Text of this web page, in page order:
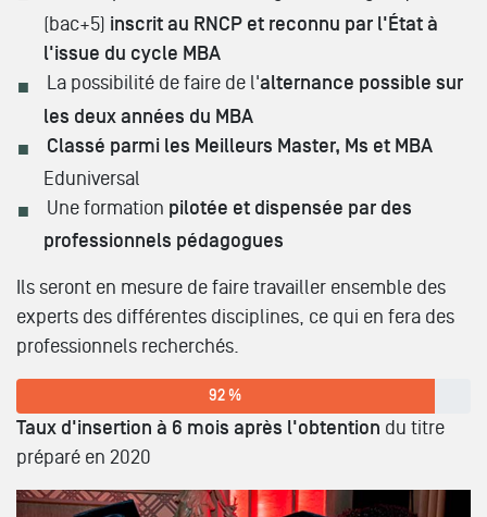
(bac+5) inscrit au RNCP et reconnu par l'État à
l'issue du cycle MBA
La possibilité de faire de l'alternance possible sur
les deux années du MBA
Classé parmi les Meilleurs Master, Ms et MBA
Eduniversal
Une formation pilotée et dispensée par des
professionnels pédagogues
Ils seront en mesure de faire travailler ensemble des
experts des différentes disciplines, ce qui en fera des
professionnels recherchés.
92 %
Taux d'insertion à 6 mois après l'obtention du titre
préparé en 2020